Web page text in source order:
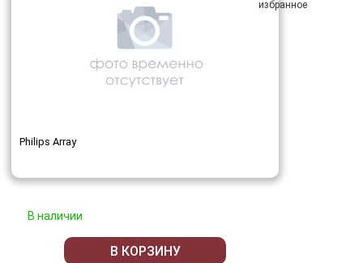
Philips Array
В наличии
В КОРЗИНУ